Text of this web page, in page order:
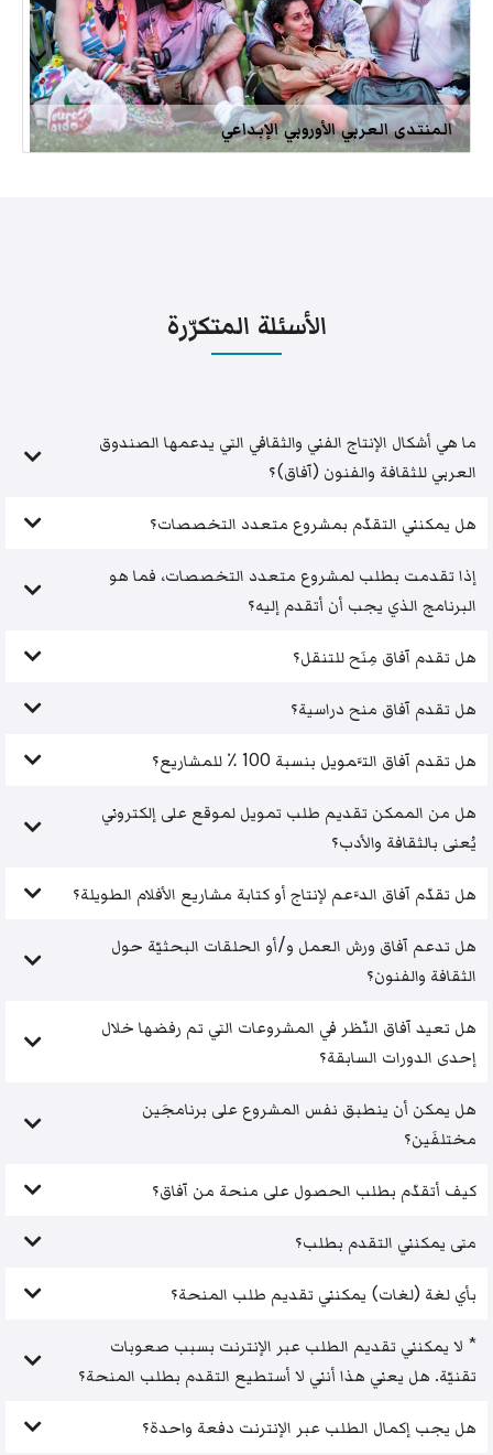
المنتدى العربي الأوروبي الإبداعي
الأسئلة المتكرّرة
ما هي أشكال الإنتاج الفني والثقافي التي يدعمها الصندوق
العربي للثقافة والفنون (آفاق)؟
هل يمكنني التقدّم بمشروع متعدد التخصصات؟
إذا تقدمت بطلب لمشروع متعدد التخصصات، فما هو
البرنامج الذي يجب أن أتقدم إليه؟
هل تقدم آفاق مِنَح للتنقل؟
هل تقدم آفاق منح دراسية؟
هل تقدم آفاق التَّمويل بنسبة 100 ٪ للمشاريع؟
هل من الممكن تقديم طلب تمويل لموقع على إلكتروني
يُعنى بالثقافة والأدب؟
هل تقدّم آفاق الدَّعم لإنتاج أو كتابة مشاريع الأفلام الطويلة؟
هل تدعم آفاق ورش العمل و/أو الحلقات البحثيّة حول
الثقافة والفنون؟
هل تعيد آفاق النّظر في المشروعات التي تم رفضها خلال
إحدى الدورات السابقة؟
هل يمكن أن ينطبق نفس المشروع على برنامجَين
مختلفَين؟
كيف أتقدّم بطلب الحصول على منحة من آفاق؟
متى يمكنني التقدم بطلب؟
بأي لغة (لغات) يمكنني تقديم طلب المنحة؟
* لا يمكنني تقديم الطلب عبر الإنترنت بسبب صعوبات
تقنيّة. هل يعني هذا أنني لا أستطيع التقدم بطلب المنحة؟
هل يجب إكمال الطلب عبر الإنترنت دفعة واحدة؟